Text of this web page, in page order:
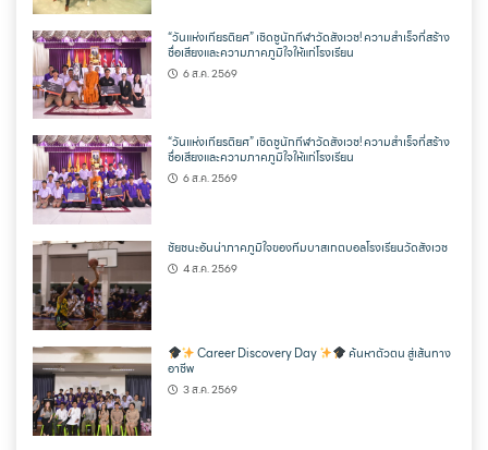
“วันแห่งเกียรติยศ” เชิดชูนักกีฬาวัดสังเวช! ความสำเร็จที่สร้าง
ชื่อเสียงและความภาคภูมิใจให้แก่โรงเรียน
6 ส.ค. 2569
“วันแห่งเกียรติยศ” เชิดชูนักกีฬาวัดสังเวช! ความสำเร็จที่สร้าง
ชื่อเสียงและความภาคภูมิใจให้แก่โรงเรียน
6 ส.ค. 2569
ชัยชนะอันน่าภาคภูมิใจของทีมบาสเกตบอลโรงเรียนวัดสังเวช
4 ส.ค. 2569
Career Discovery Day
ค้นหาตัวตน สู่เส้นทาง
อาชีพ
3 ส.ค. 2569